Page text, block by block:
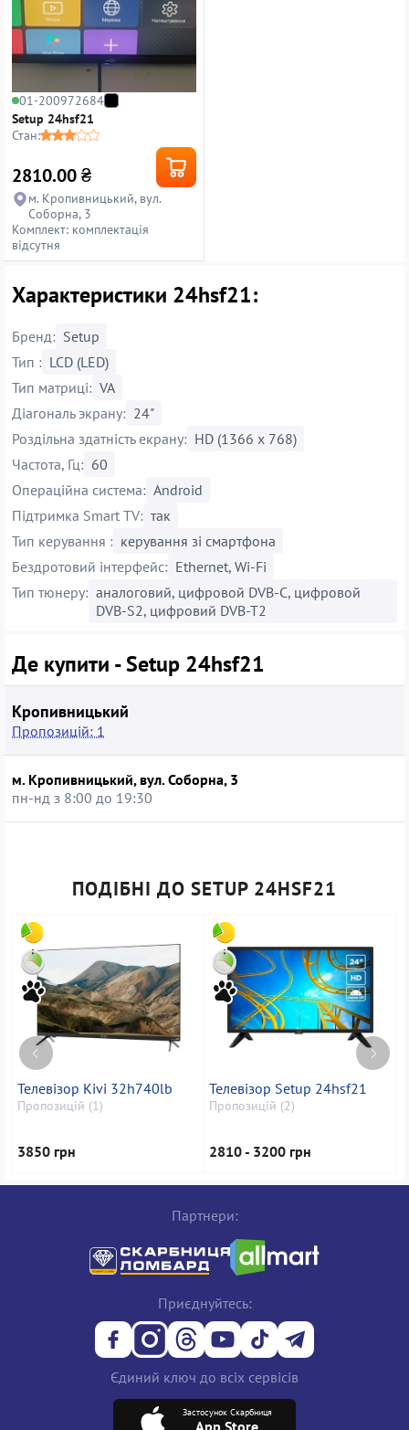
01-200972684
Setup 24hsf21
Стан:
2810.00₴
м. Кропивницький, вул.
Соборна, 3
Комплект: комплектація
відсутня
Характеристики 24hsf21:
Бренд: Setup
Тип : LCD (LED)
Тип матриці: VA
Діагональ экрану: 24"
Роздільна здатність екрану: HD (1366 х 768)
Частота, Гц: 60
Операційна система: Android
Підтримка Smart TV: так
Тип керування : керування зі смартфона
Бездротовий інтерфейс: Ethernet, Wi-Fi
Тип тюнеру: аналоговий, цифровой DVB-C, цифровой
DVB-S2, цифровий DVB-T2
Де купити - Setup 24hsf21
Кропивницький
Пропозицій: 1
м. Кропивницький, вул. Соборна, 3
пн-нд з 8:00 до 19:30
ПОДІБНІ ДО SETUP 24HSF21
Телевізор Kivi 32h740lb
Пропозицій (1)
3850 грн
Телевізор Setup 24hsf21
Пропозицій (2)
2810 - 3200 грн
Партнери:
Приєднуйтесь:
Єдиний ключ до всіх сервісів
Застосунок Скарбниця